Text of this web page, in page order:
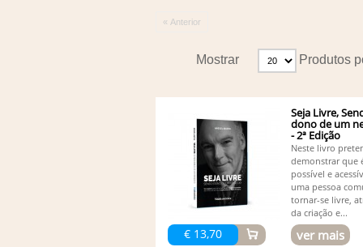
« Anterior
Mostrar Produtos
€ 13,70
Seja Livre,
dono de um
- 2ª Edição
Neste livro
demonstrar que
possível e
uma pessoa
tornar-se livre,
da criação e...
ver mais